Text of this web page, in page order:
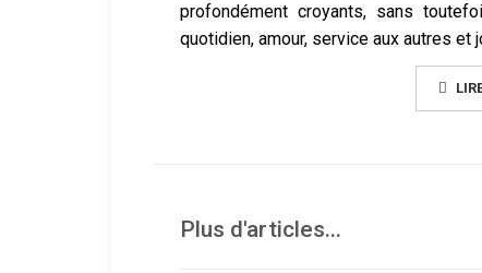
profondément croyants, sans
quotidien, amour, service aux autres et
Plus d'articles...